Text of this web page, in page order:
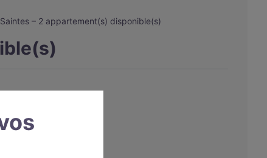
– 2 appartement(s) disponible(s)